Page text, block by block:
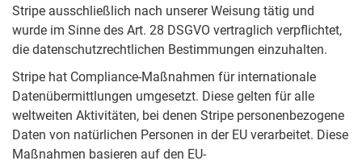
Stripe ausschließlich nach unserer Weisung tätig und
wurde im Sinne des Art. 28 DSGVO vertraglich verpflichtet,
die datenschutzrechtlichen Bestimmungen einzuhalten.
Stripe hat Compliance-Maßnahmen für internationale
Datenübermittlungen umgesetzt. Diese gelten für alle
weltweiten Aktivitäten, bei denen Stripe personenbezogene
Daten von natürlichen Personen in der EU verarbeitet. Diese
Maßnahmen basieren auf den EU-